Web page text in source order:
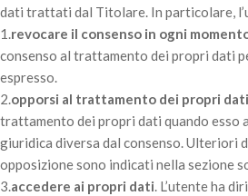
dati trattati dal Titolare. In particolare,
1.revocare il consenso in ogni
consenso al trattamento dei propri dati
espresso.
2.opporsi al trattamento dei propri dati
trattamento dei propri dati quando esso
giuridica diversa dal consenso. Ulteriori
opposizione sono indicati nella sezione
3.accedere ai propri dati. L’utente ha